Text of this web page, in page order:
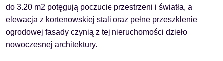
do 3.20 m2 potęgują poczucie przestrzeni i światła, a
elewacja z kortenowskiej stali oraz pełne przeszklenie
ogrodowej fasady czynią z tej nieruchomości dzieło
nowoczesnej architektury.